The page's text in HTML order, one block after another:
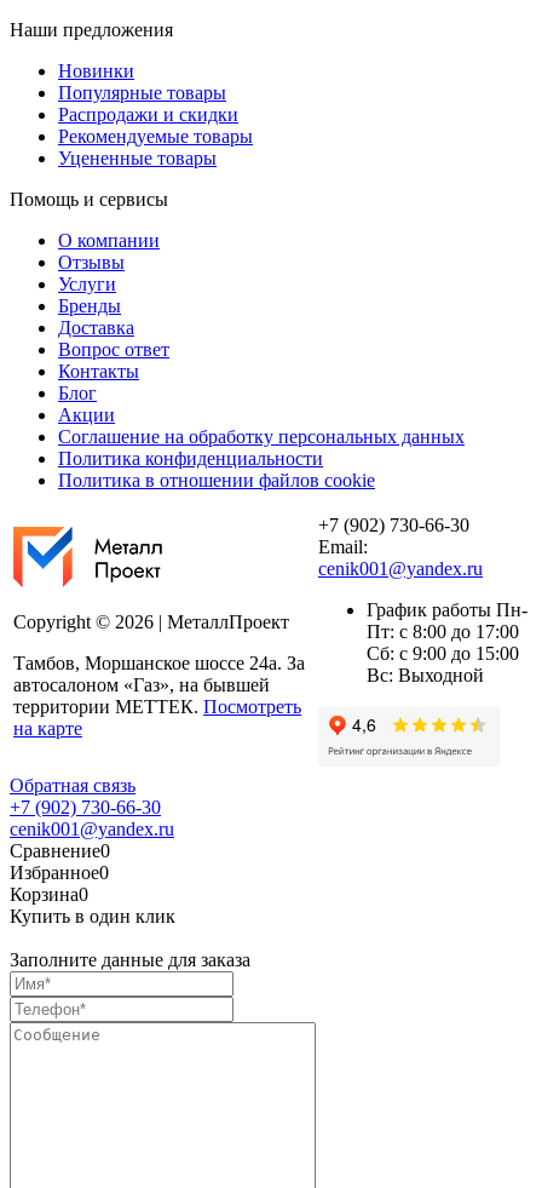
Наши предложения
Новинки
Популярные товары
Распродажи и скидки
Рекомендуемые товары
Уцененные товары
Помощь и сервисы
О компании
Отзывы
Услуги
Бренды
Доставка
Вопрос ответ
Контакты
Блог
Акции
Соглашение на обработку персональных данных
Политика конфиденциальности
Политика в отношении файлов cookie
Copyright © 2026 | МеталлПроект
Тамбов, Моршанское шоссе 24а. За
автосалоном «Газ», на бывшей
территории МЕТТЕК. Посмотреть
на карте
+7 (902) 730-66-30
Email:
cenik001@yandex.ru
График работы Пн-
Пт: с 8:00 до 17:00
Сб: с 9:00 до 15:00
Вс: Выходной
Обратная связь
+7 (902) 730-66-30
cenik001@yandex.ru
Сравнение0
Избранное0
Корзина0
Купить в один клик
Заполните данные для заказа